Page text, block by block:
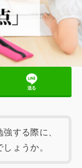
送る
する際に、
ょうか。